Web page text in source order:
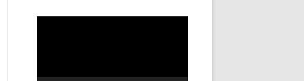
Videospelare